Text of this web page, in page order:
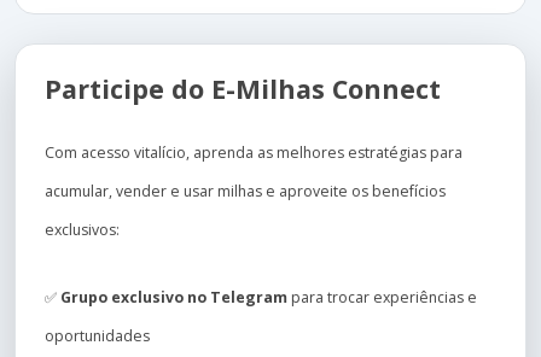
Participe do E-Milhas Connect
Com acesso vitalício, aprenda as melhores estratégias para
acumular, vender e usar milhas e aproveite os benefícios
exclusivos:
✅ Grupo exclusivo no Telegram para trocar experiências e
oportunidades